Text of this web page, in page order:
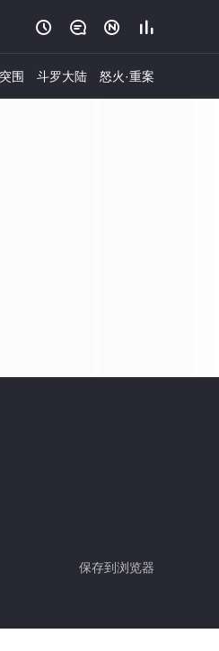
   
围 斗罗大陆 怒火·重案
保存到浏览器